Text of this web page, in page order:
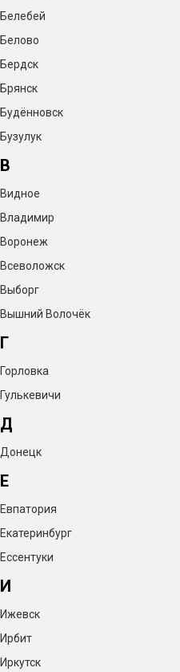
Белебей
Белово
Бердск
Брянск
Будённовск
Бузулук
В
Видное
Владимир
Воронеж
Всеволожск
Выборг
Вышний Волочёк
Г
Горловка
Гулькевичи
Д
Донецк
Е
Евпатория
Екатеринбург
Ессентуки
И
Ижевск
Ирбит
Иркутск